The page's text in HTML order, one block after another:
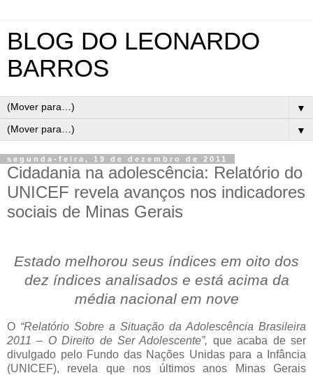
BLOG DO LEONARDO
BARROS
▼
▼
segunda-feira, 19 de dezembro de 2011
Cidadania na adolescência: Relatório do
UNICEF revela avanços nos indicadores
sociais de Minas Gerais
Estado melhorou seus índices em oito dos
dez índices analisados e está acima da
média nacional em nove
O “Relatório Sobre a Situação da Adolescência Brasileira
2011 – O Direito de Ser Adolescente”, que acaba de ser
divulgado pelo Fundo das Nações Unidas para a Infância
(UNICEF), revela que nos últimos anos Minas Gerais